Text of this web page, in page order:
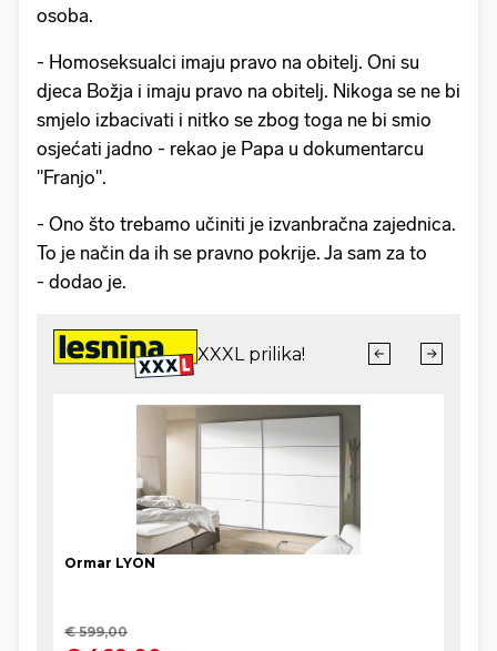
osoba.
- Homoseksualci imaju pravo na obitelj. Oni su
djeca Božja i imaju pravo na obitelj. Nikoga se ne bi
smjelo izbacivati i nitko se zbog toga ne bi smio
osjećati jadno - rekao je Papa u dokumentarcu
"Franjo".
- Ono što trebamo učiniti je izvanbračna zajednica.
To je način da ih se pravno pokrije. Ja sam za to
- dodao je.